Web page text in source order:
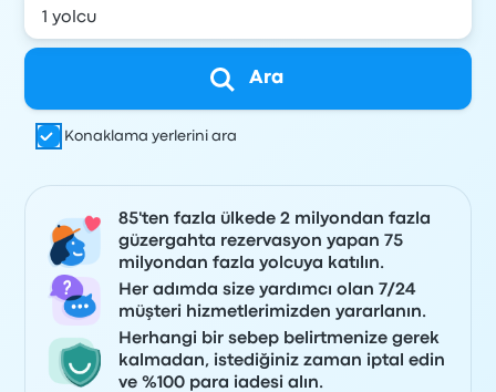
Ara
Konaklama yerlerini ara
85'ten fazla ülkede 2 milyondan fazla
güzergahta rezervasyon yapan 75
milyondan fazla yolcuya katılın.
Her adımda size yardımcı olan 7/24
müşteri hizmetlerimizden yararlanın.
Herhangi bir sebep belirtmenize gerek
kalmadan, istediğiniz zaman iptal edin
ve %100 para iadesi alın.